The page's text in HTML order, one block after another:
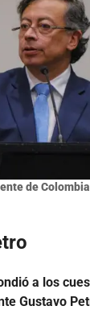
de Colombia
a los
Gustavo